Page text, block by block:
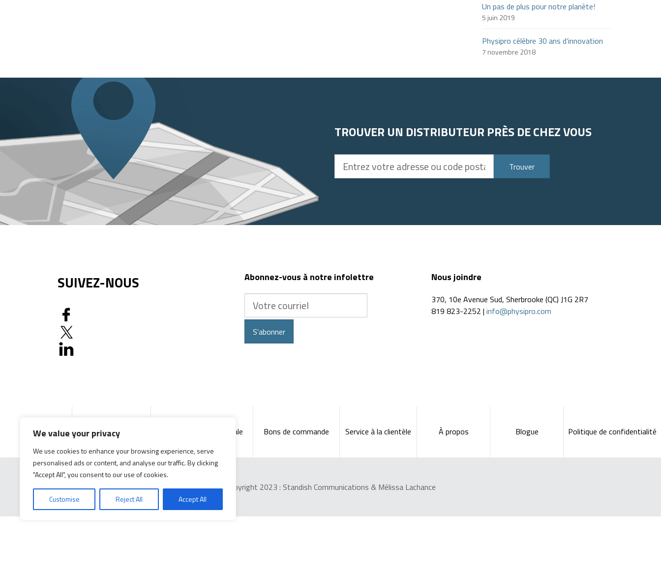
We value your privacy
We use cookies to enhance your browsing experience, serve
personalised ads or content, and analyse our traffic. By clicking
"Accept All", you consent to our use of cookies.
Customise Reject All Accept All
Un pas de plus pour notre planète!
5 juin 2019
Physipro célèbre 30 ans d’innovation
7 novembre 2018
TROUVER UN DISTRIBUTEUR PRÈS DE CHEZ VOUS
votre
Trouver
SUIVEZ-NOUS Abonnez-vous à notre infolettre
courriel
S'abonner
Nous joindre
370, 10e Avenue Sud, Sherbrooke (QC) J1G 2R7
819 823-2252 | info@physipro.com
Accueil Produits Documentation générale Bons de commande Service à la clientèle À propos Blogue Politique de confidentialité
Copyright 2023 : Standish Communications & Mélissa Lachance